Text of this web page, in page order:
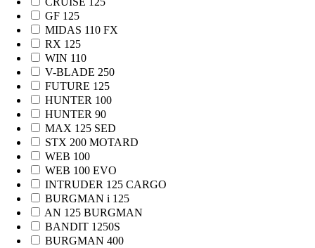
GF 125
MIDAS 110 FX
RX 125
WIN 110
V-BLADE 250
FUTURE 125
HUNTER 100
HUNTER 90
MAX 125 SED
STX 200 MOTARD
WEB 100
WEB 100 EVO
INTRUDER 125 CARGO
BURGMAN i 125
AN 125 BURGMAN
BANDIT 1250S
BURGMAN 400